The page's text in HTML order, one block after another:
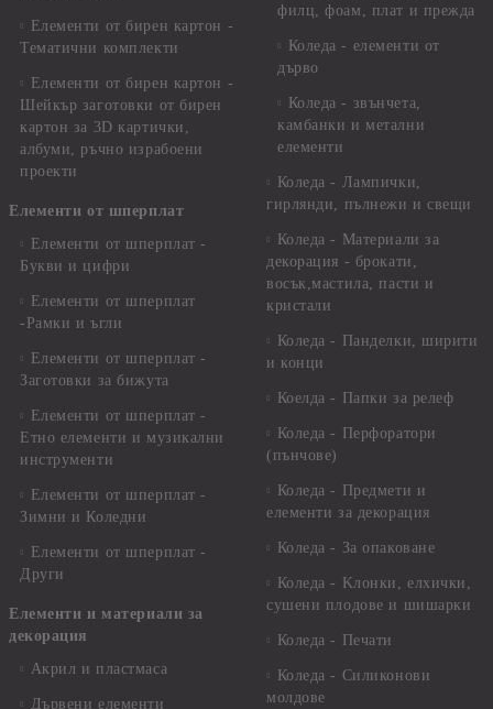
Елементи от бирен картон -
Тематични комплекти
Елементи от бирен картон -
Шейкър заготовки от бирен
картон за 3D картички,
албуми, ръчно израбоени
проекти
Елементи от шперплат
Елементи от шперплат -
Букви и цифри
Елементи от шперплат
-Рамки и ъгли
Елементи от шперплат -
Заготовки за бижута
Елементи от шперплат -
Етно елементи и музикални
инструменти
Елементи от шперплат -
Зимни и Коледни
Елементи от шперплат -
Други
Елементи и материали за
декорация
Акрил и пластмаса
Дървени елементи
филц, фоам, плат и прежда
Коледа - елементи от
дърво
Коледа - звънчета,
камбанки и метални
елементи
Коледа - Лампички,
гирлянди, пълнежи и свещи
Коледа - Материали за
декорация - брокати,
восък,мастила, пасти и
кристали
Коледа - Панделки, ширити
и конци
Коелда - Папки за релеф
Коледа - Перфоратори
(пънчове)
Коледа - Предмети и
елементи за декорация
Коледа - За опаковане
Коледа - Kлонки, елхички,
сушени плодове и шишарки
Коледа - Печати
Коледа - Силиконови
молдове